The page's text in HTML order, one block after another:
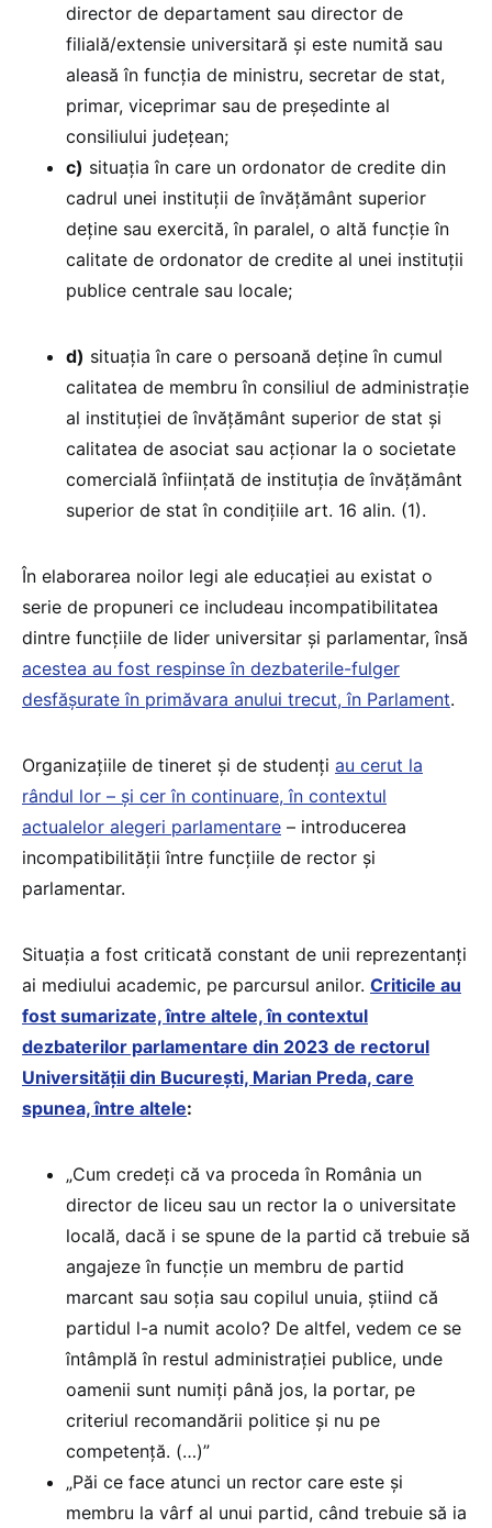
director de departament sau director de
filială/extensie universitară și este numită sau
aleasă în funcția de ministru, secretar de stat,
primar, viceprimar sau de președinte al
consiliului județean;
c) situația în care un ordonator de credite din
cadrul unei instituții de învățământ superior
deține sau exercită, în paralel, o altă funcție în
calitate de ordonator de credite al unei instituții
publice centrale sau locale;
d) situația în care o persoană deține în cumul
calitatea de membru în consiliul de administrație
al instituției de învățământ superior de stat și
calitatea de asociat sau acționar la o societate
comercială înființată de instituția de învățământ
superior de stat în condițiile art. 16 alin. (1).
În elaborarea noilor legi ale educației au existat o
serie de propuneri ce includeau incompatibilitatea
dintre funcțiile de lider universitar și parlamentar, însă
acestea au fost respinse în dezbaterile-fulger
desfășurate în primăvara anului trecut, în Parlament.
Organizațiile de tineret și de studenți au cerut la
rândul lor – și cer în continuare, în contextul
actualelor alegeri parlamentare – introducerea
incompatibilității între funcțiile de rector și
parlamentar.
Situația a fost criticată constant de unii reprezentanți
ai mediului academic, pe parcursul anilor. Criticile au
fost sumarizate, între altele, în contextul
dezbaterilor parlamentare din 2023 de rectorul
Universității din București, Marian Preda, care
spunea, între altele:
„Cum credeți că va proceda în România un
director de liceu sau un rector la o universitate
locală, dacă i se spune de la partid că trebuie să
angajeze în funcție un membru de partid
marcant sau soția sau copilul unuia, știind că
partidul l-a numit acolo? De altfel, vedem ce se
întâmplă în restul administrației publice, unde
oamenii sunt numiți până jos, la portar, pe
criteriul recomandării politice și nu pe
competență. (…)”
„Păi ce face atunci un rector care este și
membru la vârf al unui partid, când trebuie să ia